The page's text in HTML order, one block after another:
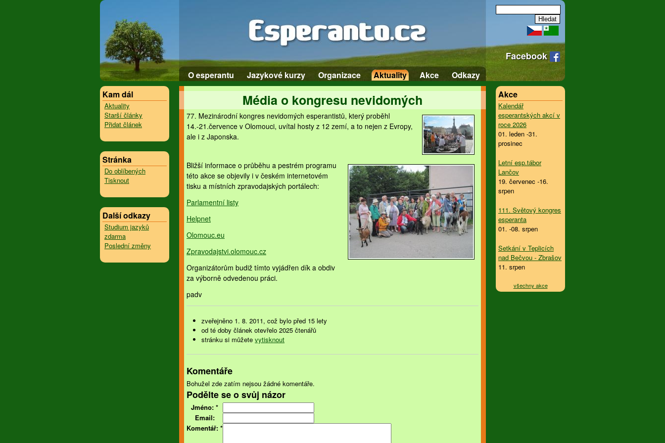
Facebook
O esperantu Jazykové kurzy Organizace Aktuality Akce
Odkazy
Kam dál
Aktuality
Starší články
Přidat článek
Stránka
Do oblíbených
Tisknout
Další odkazy
Studium jazyků
zdarma
Poslední změny
Média o kongresu nevidomých
77. Mezinárodní kongres nevidomých esperantistů, který proběhl
14.-21.července v Olomouci, uvítal hosty z 12 zemí, a to nejen z Evropy,
ale i z Japonska.
Bližší informace o průběhu a pestrém programu
této akce se objevily i v českém internetovém
tisku a místních zpravodajských portálech:
Parlamentní listy
Helpnet
Olomouc.eu
Zpravodajstvi­.olomouc.cz
Organizátorům budiž tímto vyjádřen dík a obdiv
za výborně odvedenou práci.
padv
zveřejněno 1. 8. 2011, což bylo před 15 lety
od té doby článek otevřelo 2025 čtenářů
stránku si můžete vytisknout
Komentáře
Bohužel zde zatím nejsou žádné komentáře.
Podělte se o svůj názor
Jméno: *
Email:
Komentář: *
Akce
Kalendář
esperantských akcí v
roce 2026
01. leden -31.
prosinec
Letní esp.tábor
Lančov
19. červenec -16.
srpen
111. Světový kongres
esperanta
01. -08. srpen
Setkání v Teplicích
nad Bečvou - Zbrašov
11. srpen
všechny akce